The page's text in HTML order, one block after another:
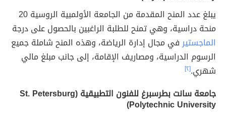
يبلغ عدد المنح المقدمة من الجامعة الأولمبية الروسية 20
منحة دراسية، وهي تمنح للطلبة الراغبين بالحصول على درجة
الماجستيرفي مجال إدارة الرياضة، وهذه المنح شاملة جميع
الرسوم الدراسية، ومصاريف الإقامة، إلى جانب مبلغ مالي
شهري.[٢]
جامعة سانت بطرسبرغ للفنون التطبيقية (St. Petersburg
Polytechnic University)